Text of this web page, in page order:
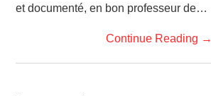
et documenté, en bon professeur de…
Continue Reading →